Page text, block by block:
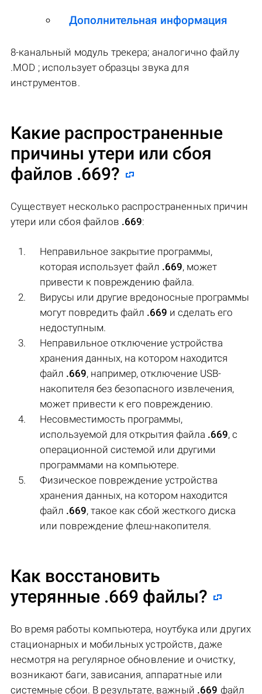
Дополнительная информация
8-канальный модуль трекера; аналогично файлу
.MOD ; использует образцы звука для
инструментов.
Какие распространенные
причины утери или сбоя
файлов .669?
Существует несколько распространенных причин
утери или сбоя файлов .669:
Неправильное закрытие программы,
которая использует файл .669, может
привести к повреждению файла.
Вирусы или другие вредоносные программы
могут повредить файл .669 и сделать его
недоступным.
Неправильное отключение устройства
хранения данных, на котором находится
файл .669, например, отключение USB-
накопителя без безопасного извлечения,
может привести к его повреждению.
Несовместимость программы,
используемой для открытия файла .669, с
операционной системой или другими
программами на компьютере.
Физическое повреждение устройства
хранения данных, на котором находится
файл .669, такое как сбой жесткого диска
или повреждение флеш-накопителя.
Как восстановить
утерянные .669 файлы?
Во время работы компьютера, ноутбука или других
стационарных и мобильных устройств, даже
несмотря на регулярное обновление и очистку,
возникают баги, зависания, аппаратные или
системные сбои. В результате, важный .669 файл